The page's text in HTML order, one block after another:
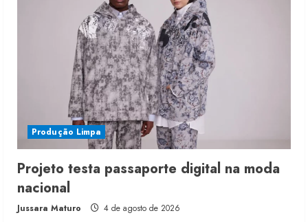
Produção Limpa
Projeto testa passaporte digital na moda
nacional
Jussara Maturo 4 de agosto de 2026